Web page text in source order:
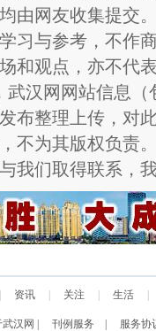
由网友收集提交
习与参考，不作
和观点，亦不代
武汉网网站信息
布整理上传，对
不为其版权负责
我们取得联系，
资讯 关注 生活
武汉网 刊例服务
服务协